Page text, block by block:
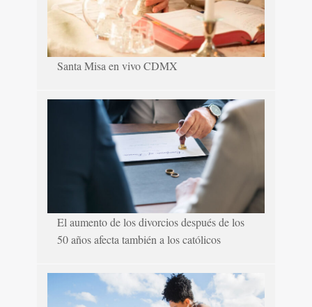
Santa Misa en vivo CDMX
El aumento de los divorcios después de los
50 años afecta también a los católicos